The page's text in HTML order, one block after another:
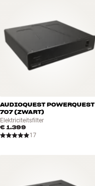
AUDIOQUEST POWERQUEST
707 (ZWART)
Elektriciteitsfilter
€ 1.399
17